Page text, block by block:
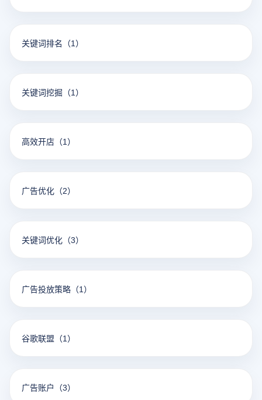
关键词排名 （1）
关键词挖掘 （1）
高效开店 （1）
广告优化 （2）
关键词优化 （3）
广告投放策略 （1）
谷歌联盟 （1）
广告账户 （3）